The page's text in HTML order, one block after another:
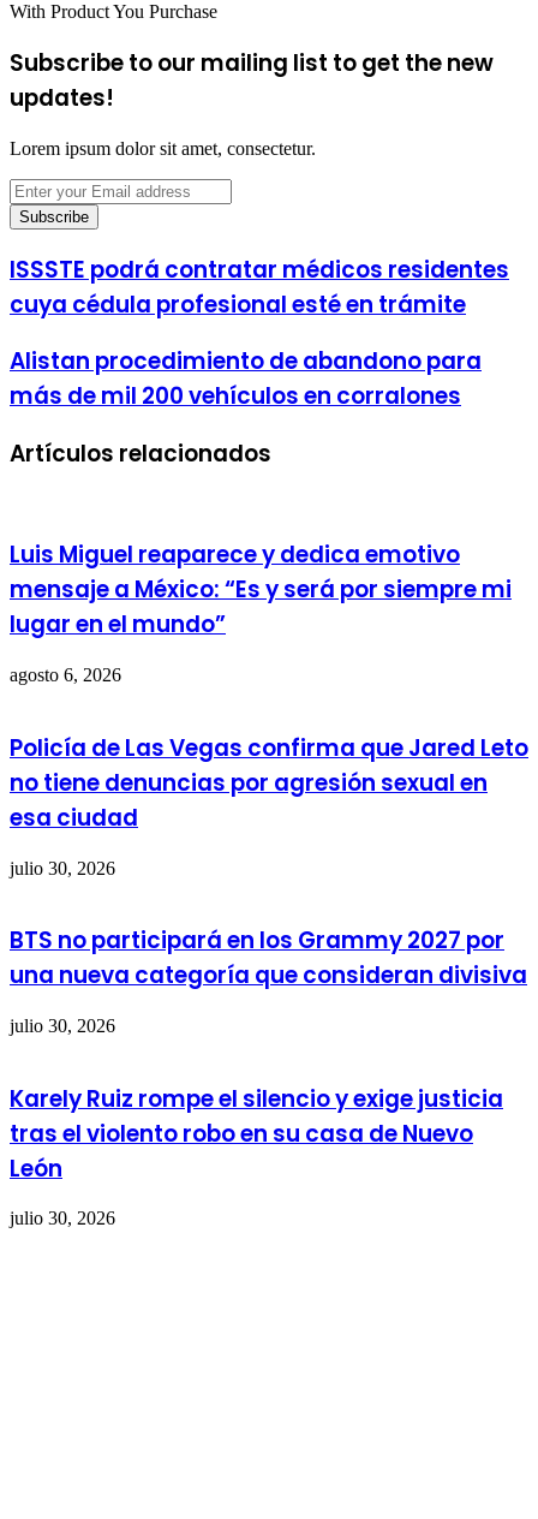
With Product You Purchase
Subscribe to our mailing list to get the new
updates!
Lorem ipsum dolor sit amet, consectetur.
Enter
your
Email
ISSSTE podrá contratar médicos residentes
cuya cédula profesional esté en trámite
Alistan procedimiento de abandono para
más de mil 200 vehículos en corralones
Artículos relacionados
Luis Miguel reaparece y dedica emotivo
mensaje a México: “Es y será por siempre mi
lugar en el mundo”
agosto 6, 2026
Policía de Las Vegas confirma que Jared Leto
no tiene denuncias por agresión sexual en
esa ciudad
julio 30, 2026
BTS no participará en los Grammy 2027 por
una nueva categoría que consideran divisiva
julio 30, 2026
Karely Ruiz rompe el silencio y exige justicia
tras el violento robo en su casa de Nuevo
León
julio 30, 2026